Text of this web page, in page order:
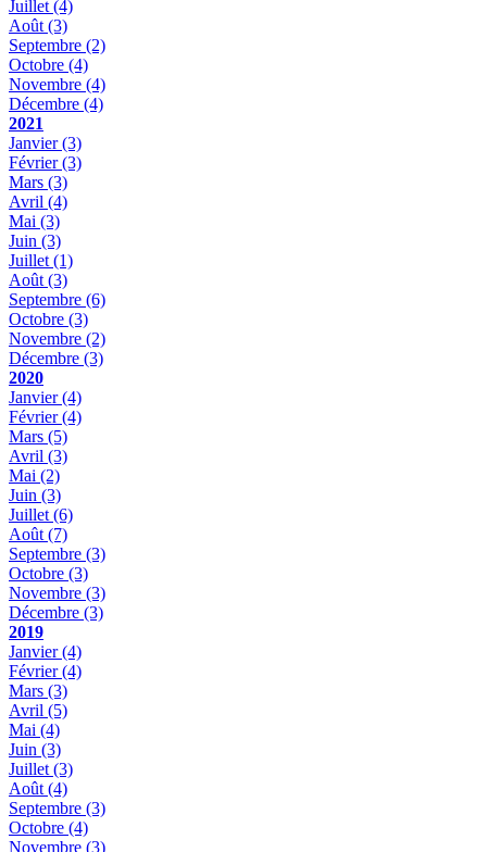
Juillet (4)
Août (3)
Septembre (2)
Octobre (4)
Novembre (4)
Décembre (4)
2021
Janvier(3)
Février(3)
Mars (3)
Avril (4)
Mai (3)
Juin (3)
Juillet (1)
Août (3)
Septembre (6)
Octobre (3)
Novembre (2)
Décembre (3)
2020
Janvier(4)
Février(4)
Mars (5)
Avril (3)
Mai (2)
Juin (3)
Juillet (6)
Août (7)
Septembre (3)
Octobre (3)
Novembre (3)
Décembre (3)
2019
Janvier(4)
Février(4)
Mars (3)
Avril (5)
Mai (4)
Juin (3)
Juillet (3)
Août (4)
Septembre (3)
Octobre (4)
Novembre (3)